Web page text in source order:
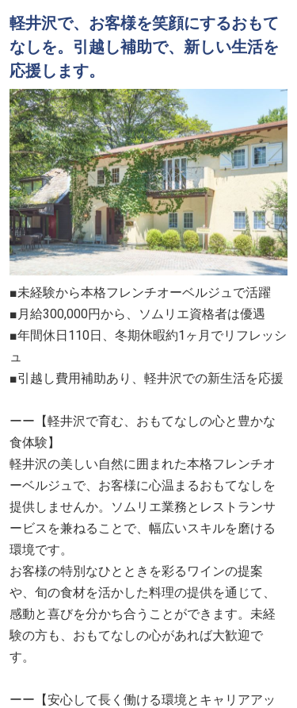
軽井沢で、お客様を笑顔にするおもて
なしを。引越し補助で、新しい生活を
応援します。
■未経験から本格フレンチオーベルジュで活躍
■月給300,000円から、ソムリエ資格者は優遇
■年間休日110日、冬期休暇約1ヶ月でリフレッシ
ュ
■引越し費用補助あり、軽井沢での新生活を応援
ーー【軽井沢で育む、おもてなしの心と豊かな
食体験】
軽井沢の美しい自然に囲まれた本格フレンチオ
ーベルジュで、お客様に心温まるおもてなしを
提供しませんか。ソムリエ業務とレストランサ
ービスを兼ねることで、幅広いスキルを磨ける
環境です。
お客様の特別なひとときを彩るワインの提案
や、旬の食材を活かした料理の提供を通じて、
感動と喜びを分かち合うことができます。未経
験の方も、おもてなしの心があれば大歓迎で
す。
ーー【安心して長く働ける環境とキャリアアッ